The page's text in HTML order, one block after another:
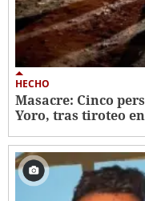
HECHO
Masacre: Cinco
Yoro, tras tiroteo